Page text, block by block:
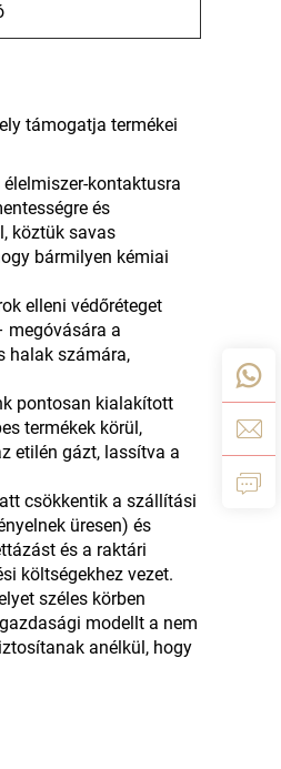
támogatja termékei
kontaktusra
és
köztük savas
bármilyen kémiai
elleni védőréteget
megóvására a
halak számára,
pontosan kialakított
termékek körül,
etilén gázt, lassítva a
csökkentik a szállítási
üresen) és
és a raktári
költségekhez vezet.
széles körben
modellt a nem
anélkül, hogy